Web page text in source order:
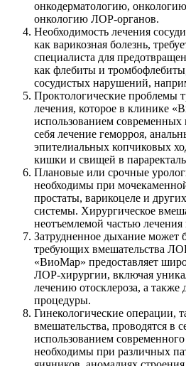
онкодерматологию,
онкологию ЛОР-органов.
Необходимость лечения
как варикозная болезнь,
специалиста для
как флебиты и
сосудистых нарушений,
Проктологические проблемы
лечения, которое в клинике
использованием
себя лечение геморроя,
эпителиальных копчиковых
кишки и свищей в
Плановые или срочные
необходимы при
простаты, варикоцеле и
системы. Хирургическое
неотъемлемой частью лечения
Затрудненное дыхание может
требующих вмешательства
«ВиоМар» предоставляет
ЛОР-хирургии, включая
лечению отосклероза, а
процедуры.
Гинекологические операции,
вмешательства, проводятся
использованием
необходимы при различных